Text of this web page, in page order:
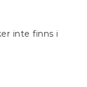
inte finns i